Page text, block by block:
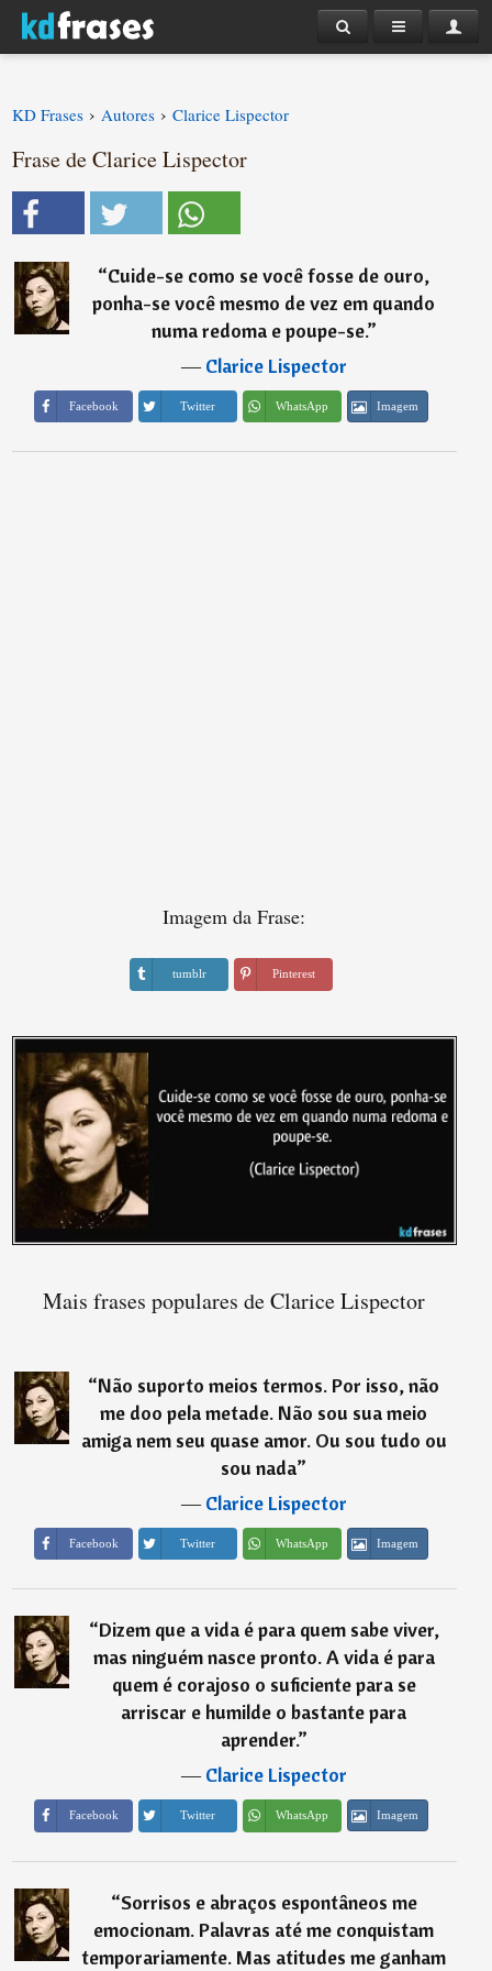
KD Frases › Autores › Clarice Lispector
Frase de Clarice Lispector
“Cuide-se como se você fosse de ouro,
ponha-se você mesmo de vez em quando
numa redoma e poupe-se.”
―Clarice Lispector
Facebook Twitter WhatsApp Imagem
Imagem da Frase:
tumblr Pinterest
Mais frases populares de Clarice Lispector
“Não suporto meios termos. Por isso, não
me doo pela metade. Não sou sua meio
amiga nem seu quase amor. Ou sou tudo ou
sou nada”
―Clarice Lispector
Facebook Twitter WhatsApp Imagem
“Dizem que a vida é para quem sabe viver,
mas ninguém nasce pronto. A vida é para
quem é corajoso o suficiente para se
arriscar e humilde o bastante para
aprender.”
―Clarice Lispector
Facebook Twitter WhatsApp Imagem
“Sorrisos e abraços espontâneos me
emocionam. Palavras até me conquistam
temporariamente. Mas atitudes me ganham